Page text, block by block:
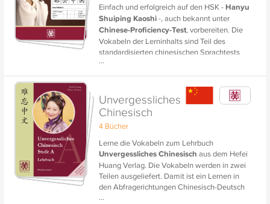
Einfach und erfolgreich auf den HSK - Hanyu
Shuiping Kaoshi-, auch bekannt unter
Chinese-Proficiency-Test, vorbereiten. Die
Vokabeln der Lerninhalts sind Teil des
standardisierten chinesischen Sprachtests
für Chinesisch als Fremdsprache, die der
ist weltweit und in China staatlich anerkannt
und dient als Nachweis des geprüften
Chinesisch-Niveaus. Es ist damit auch ein
wichtiges Zeugnis, um in China zu studieren
und zu arbeiten.
...
Unvergessliches
Chinesisch
4 Bücher
Lerne die Vokabeln zum Lehrbuch
Unvergessliches Chinesisch aus dem Hefei
Huang Verlag. Die Vokabeln werden in zwei
Teilen ausgeliefert. Damit ist ein Lernen in
den Abfragerichtungen Chinesisch-Deutsch
und Deutsch-Chinesisch möglich. Alle
...